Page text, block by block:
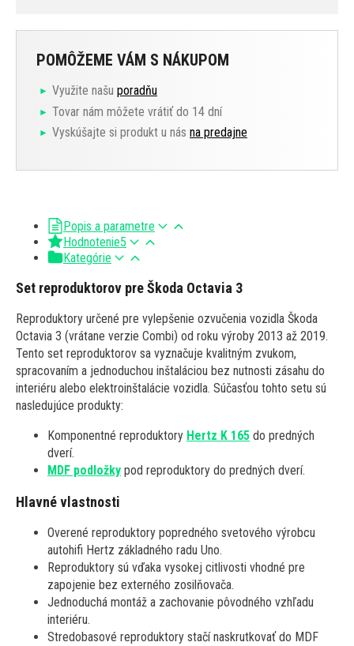
POMÔŽEME VÁM S NÁKUPOM
Využite našu poradňu
Tovar nám môžete vrátiť do 14 dní
Vyskúšajte si produkt u nás na predajne
Popis a parametre
Hodnotenie5
Kategórie
Set reproduktorov pre Škoda Octavia 3
Reproduktory určené pre vylepšenie ozvučenia vozidla Škoda
Octavia 3 (vrátane verzie Combi) od roku výroby 2013 až 2019.
Tento set reproduktorov sa vyznačuje kvalitným zvukom,
spracovaním a jednoduchou inštaláciou bez nutnosti zásahu do
interiéru alebo elektroinštalácie vozidla. Súčasťou tohto setu sú
nasledujúce produkty:
Komponentné reproduktory Hertz K 165 do predných
dverí.
MDF podložky pod reproduktory do predných dverí.
Hlavné vlastnosti
Overené reproduktory popredného svetového výrobcu
autohifi Hertz základného radu Uno.
Reproduktory sú vďaka vysokej citlivosti vhodné pre
zapojenie bez externého zosilňovača.
Jednoduchá montáž a zachovanie pôvodného vzhľadu
interiéru.
Stredobasové reproduktory stačí naskrutkovať do MDF